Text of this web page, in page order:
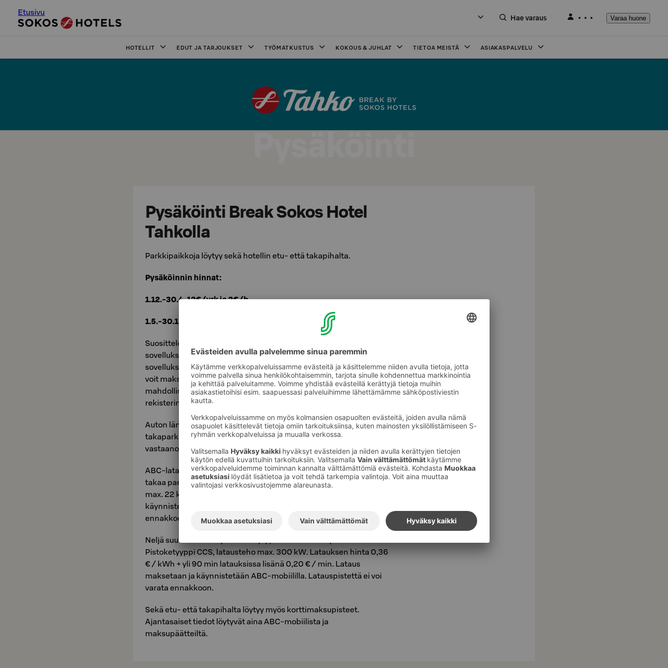
Etusivu
Hae varaus Varaa huone
HOTELLIT EDUT JA TARJOUKSET TYÖMATKUSTUS KOKOUS & JUHLAT TIETOA MEISTÄ ASIAKASPALVELU
Pysäköinti
Pysäköinti Break Sokos Hotel
Tahkolla
Parkkipaikkoja löytyy sekä hotellin etu- että takapihalta.
Pysäköinnin hinnat:
1.12.-30.4. 12€/vrk ja 2€/h
1.5.-30.11. 6€/vrk ja 1€/h
Suosittelemme maksamaan pysäköinnin Easypark- tai Parkman-
sovelluksella – se on nopein ja kätevin tapa. Huomioithan, että
sovellukset voivat periä erillisen palvelumaksun. Vaihtoehtoisesti
voit maksaa pysäköintiautomaatissa kortilla. Jos kumpikaan ei ole
mahdollista, maksu onnistuu myös vastaanotossa, jolloin
rekisterinumero tulee ilmoittaa saapumisen yhteydessä virkailijalle.
Auton lämmitysmahdollisuus löytyy hotellimme
takaparkkipaikalta. Avaimen lämmitystolppaan saat
vastaanotosta.
ABC-latausaseman ja kahdeksan latauspistettä löydät hotellin
takaa parkkialueen yhteydestä. Pistoketyyppi Type2, latausteho
max. 22 kW. Latauksen hinta 0,26 € / kWh. Lataus maksetaan ja
käynnistetään ABC-mobiililla. Latauspistettä ei voi varata
ennakkoon.
Neljä suurteholatauspistettä löytyy hotellimme etupihalta.
Pistoketyyppi CCS, latausteho max. 300 kW. Latauksen hinta 0,36
€ / kWh + yli 90 min latauksissa lisänä 0,20 € / min. Lataus
maksetaan ja käynnistetään ABC-mobiililla. Latauspistettä ei voi
varata ennakkoon.
Sekä etu- että takapihalta löytyy myös korttimaksupisteet.
Ajantasaiset tiedot löytyvät aina ABC-mobiilista ja
maksupäätteiltä.